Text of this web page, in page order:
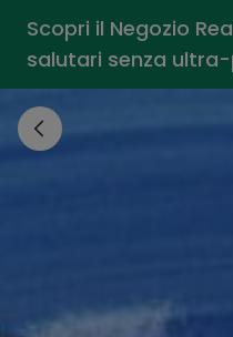
Scopri il Negozio
salutari senza